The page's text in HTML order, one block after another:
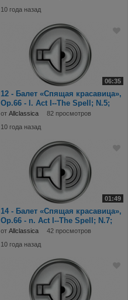
10 года назад
06:35
12 - Балет «Спящая красавица»,
Op.66 - l. Act I--The Spell; N.5;
Scene
от Allclassica
82 просмотров
10 года назад
01:49
14 - Балет «Спящая красавица»,
Op.66 - n. Act I--The Spell; N.7;
Scene
от Allclassica
42 просмотров
10 года назад